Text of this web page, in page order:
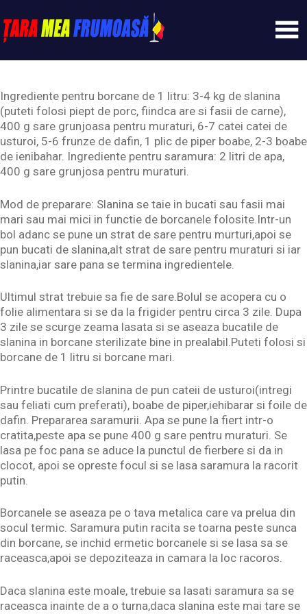
to
content
Tarameafrumoasa
Ingrediente pentru borcane de 1 litru: 3-4 kg de slanina
(puteti folosi piept de porc, fiindca are si fasii de carne),
400 g sare grunjoasa pentru muraturi, 6-7 catei catei de
usturoi, 5-6 frunze de dafin, 1 plic de piper boabe, 2-3 boabe
de ienibahar. Ingrediente pentru saramura: 2 litri de apa,
400 g sare grunjosa pentru muraturi.
Mod de preparare: Slanina se taie in bucati sau fasii mai
mari sau mai mici in functie de borcanele folosite.Intr-un
bol adanc se pune un strat de sare pentru murturi,apoi se
pun bucati de slanina,alt strat de sare pentru muraturi si iar
slanina,iar sare pana se termina ingredientele.
Ultimul strat trebuie sa fie de sare.Bolul se acopera cu o
folie alimentara si se da la frigider pentru circa 3 zile. Dupa
3 zile se scurge zeama lasata si se aseaza bucatile de
slanina in borcane sterilizate bine in prealabil.Puteti folosi si
borcane de 1 litru si borcane mari.
Printre bucatile de slanina de pun cateii de usturoi(intregi
sau feliati cum preferati), boabe de piper,iehibarar si foile de
dafin. Prepararea saramurii. Apa se pune la fiert intr-o
cratita,peste apa se pune 400 g sare pentru muraturi. Se
lasa pe foc pana se aduce la punctul de fierbere si da in
clocot, apoi se opreste focul si se lasa saramura la racorit
putin.
Borcanele se aseaza pe o tava metalica care va prelua din
socul termic. Saramura putin racita se toarna peste sunca
din borcane, se inchid ermetic borcanele si se lasa sa se
raceasca,apoi se depoziteaza in camara la loc racoros.
Daca slanina este moale, trebuie sa lasati saramura sa se
raceasca inainte de a o turna,daca slanina este mai tare se